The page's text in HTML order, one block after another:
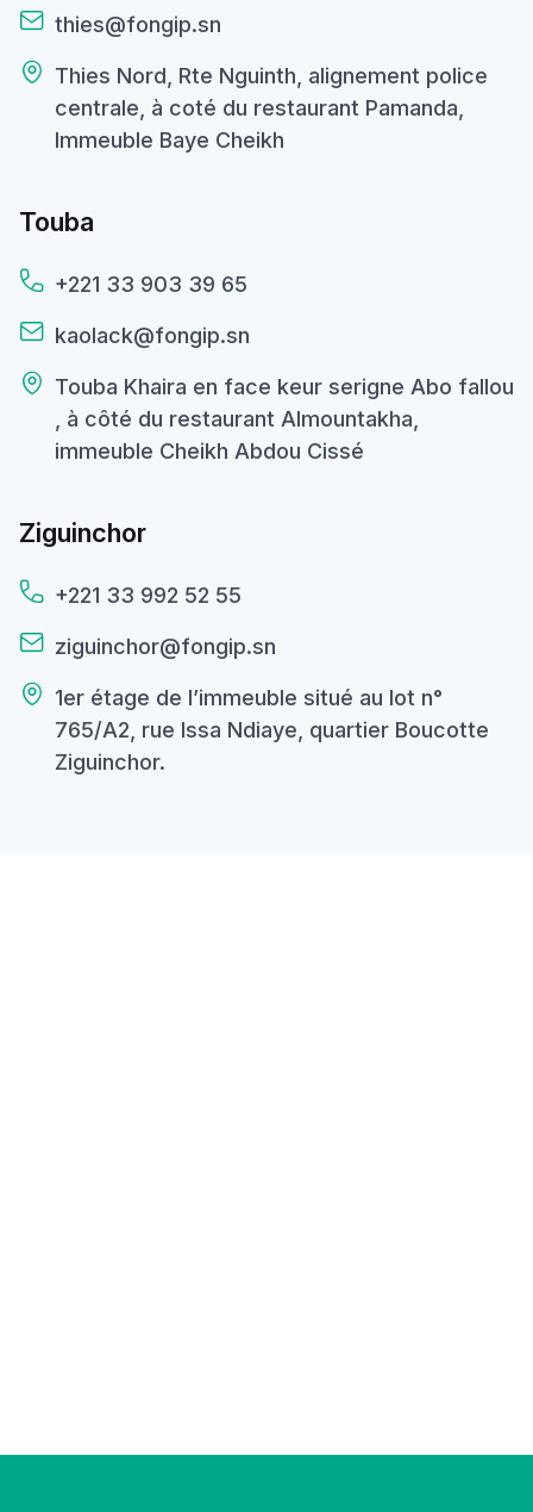
thies@fongip.sn
Thies Nord, Rte Nguinth, alignement police
centrale, à coté du restaurant Pamanda,
Immeuble Baye Cheikh
Touba
+221 33 903 39 65
kaolack@fongip.sn
Touba Khaira en face keur serigne Abo fallou
, à côté du restaurant Almountakha,
immeuble Cheikh Abdou Cissé
Ziguinchor
+221 33 992 52 55
ziguinchor@fongip.sn
1er étage de l’immeuble situé au lot n°
765/A2, rue Issa Ndiaye, quartier Boucotte
Ziguinchor.